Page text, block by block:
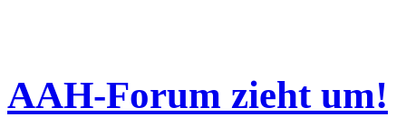
AAH-Forum zieht um!